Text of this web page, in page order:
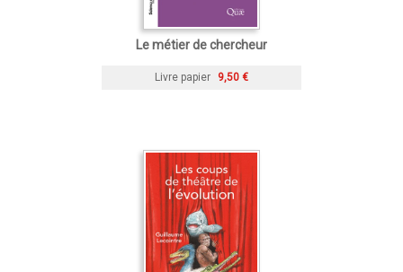
Le métier de chercheur
Livre papier 9,50 €